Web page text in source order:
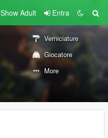
Show Adult Entra
Verniciature
Giocatore
More